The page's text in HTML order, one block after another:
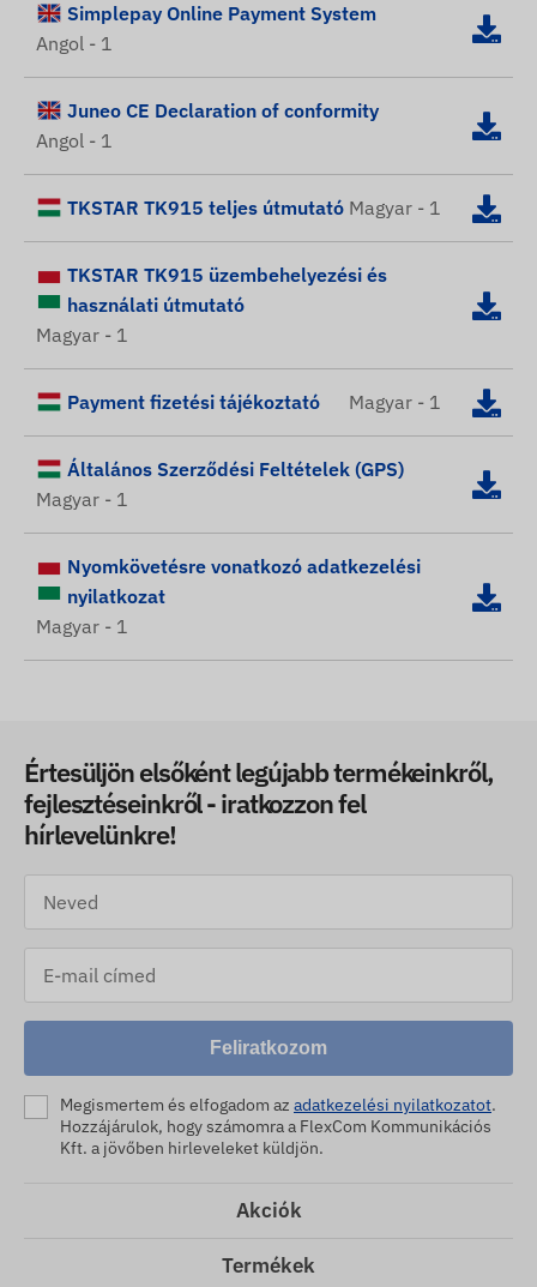
Simplepay Online Payment System
Angol - 1
Juneo CE Declaration of conformity
Angol - 1
TKSTAR TK915 teljes útmutató Magyar - 1
TKSTAR TK915 üzembehelyezési és
használati útmutató
Magyar - 1
Payment fizetési tájékoztató Magyar - 1
Általános Szerződési Feltételek (GPS)
Magyar - 1
Nyomkövetésre vonatkozó adatkezelési
nyilatkozat
Magyar - 1
Értesüljön elsőként legújabb termékeinkről,
fejlesztéseinkről - iratkozzon fel
hírlevelünkre!
Feliratkozom
Megismertem és elfogadom az adatkezelési nyilatkozatot.
Hozzájárulok, hogy számomra a FlexCom Kommunikációs
Kft. a jövőben hirleveleket küldjön.
Akciók
Termékek